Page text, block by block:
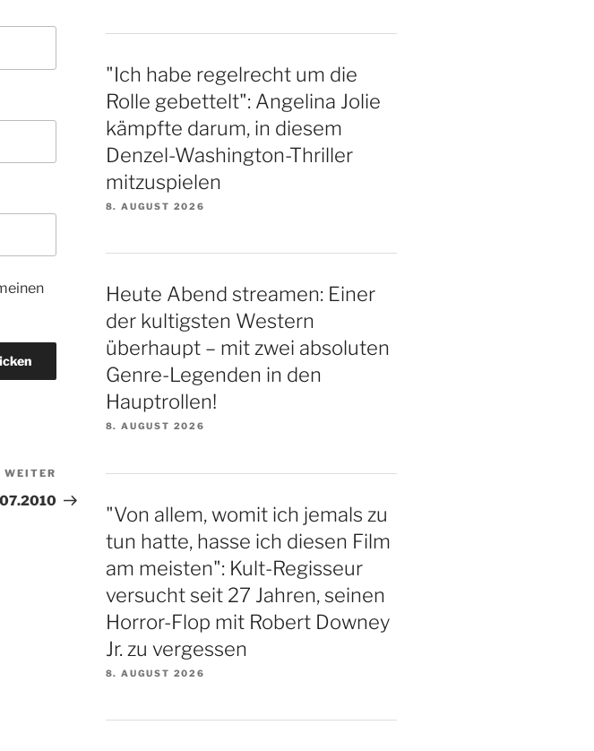
Nächster
Beitrag
WEITER
"Ich habe regelrecht um die
Rolle gebettelt": Angelina Jolie
kämpfte darum, in diesem
Denzel-Washington-Thriller
mitzuspielen
8. AUGUST 2026
Heute Abend streamen: Einer
der kultigsten Western
überhaupt – mit zwei absoluten
Genre-Legenden in den
Hauptrollen!
8. AUGUST 2026
"Von allem, womit ich jemals zu
tun hatte, hasse ich diesen Film
am meisten": Kult-Regisseur
versucht seit 27 Jahren, seinen
Horror-Flop mit Robert Downey
Jr. zu vergessen
8. AUGUST 2026